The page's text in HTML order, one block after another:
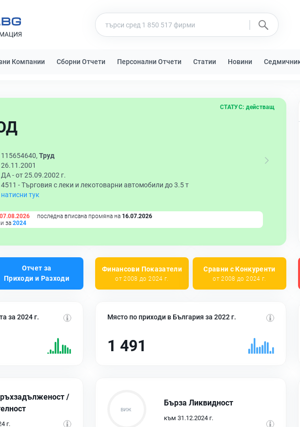
Компании Сборни Отчети Персонални Отчети Статии Новини
СТАТУС: действащ
115654640, Труд
26.11.2001
ДА - от 25.09.2002 г.
4511 -Търговия с леки и лекотоварни автомобили до 3.5 т
натисни тук
07.08.2026 последна вписана промяна на 16.07.2026
за 2024
Отчет за
Приходи и Разходи
Финансови Показатели
от 2008 до 2024 г.
Сравни с Конкуренти
от 2008 до 2024 г.
за 2024 г. Място по приходи в България за 2022 г.
1 491
/
г.
Бърза Ликвидност
към 31.12.2024 г.